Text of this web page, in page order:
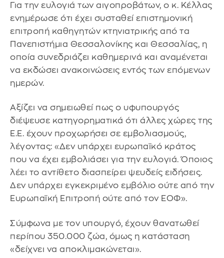
Για την ευλογιά των αιγοπροβάτων, ο κ. Κέλλας
ενημέρωσε ότι έχει συσταθεί επιστημονική
επιτροπή καθηγητών κτηνιατρικής από τα
Πανεπιστήμια Θεσσαλονίκης και Θεσσαλίας, η
οποία συνεδριάζει καθημερινά και αναμένεται
να εκδώσει ανακοινώσεις εντός των επόμενων
ημερών.
Αξίζει να σημειωθεί πως ο υφυπουργός
διέψευσε κατηγορηματικά ότι άλλες χώρες της
Ε.Ε. έχουν προχωρήσει σε εμβολιασμούς,
λέγοντας: «Δεν υπάρχει ευρωπαϊκό κράτος
που να έχει εμβολιάσει για την ευλογιά. Όποιος
λέει το αντίθετο διασπείρει ψευδείς ειδήσεις.
Δεν υπάρχει εγκεκριμένο εμβόλιο ούτε από την
Ευρωπαϊκή Επιτροπή ούτε από τον ΕΟΦ».
Σύμφωνα με τον υπουργό, έχουν θανατωθεί
περίπου 350.000 ζώα, όμως η κατάσταση
«δείχνει να αποκλιμακώνεται».